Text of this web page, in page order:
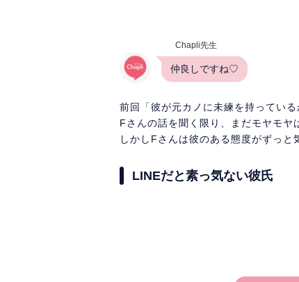
Chapli先生
仲良しですね♡
前回「彼が元カノに未練を持ってい
Fさんの話を聞く限り、まだモヤモヤ
しかしFさんは彼のある態度がずっと
LINEだと素っ気ない彼氏